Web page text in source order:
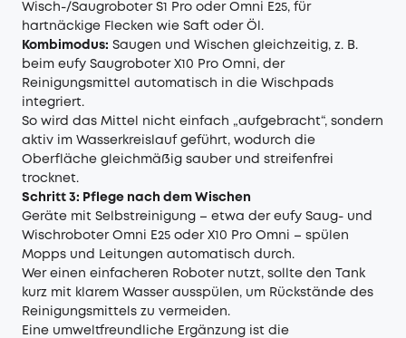
Wisch-/Saugroboter S1 Pro oder Omni E25, für
hartnäckige Flecken wie Saft oder Öl.
Kombimodus: Saugen und Wischen gleichzeitig, z. B.
beim eufy Saugroboter X10 Pro Omni, der
Reinigungsmittel automatisch in die Wischpads
integriert.
So wird das Mittel nicht einfach „aufgebracht“, sondern
aktiv im Wasserkreislauf geführt, wodurch die
Oberfläche gleichmäßig sauber und streifenfrei
trocknet.
Schritt 3: Pflege nach dem Wischen
Geräte mit Selbstreinigung – etwa der eufy Saug- und
Wischroboter Omni E25 oder X10 Pro Omni – spülen
Mopps und Leitungen automatisch durch.
Wer einen einfacheren Roboter nutzt, sollte den Tank
kurz mit klarem Wasser ausspülen, um Rückstände des
Reinigungsmittels zu vermeiden.
Eine umweltfreundliche Ergänzung ist die